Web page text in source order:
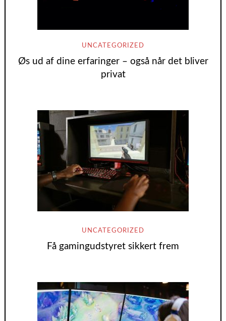
UNCATEGORIZED
Øs ud af dine erfaringer – også når det bliver
privat
UNCATEGORIZED
Få gamingudstyret sikkert frem